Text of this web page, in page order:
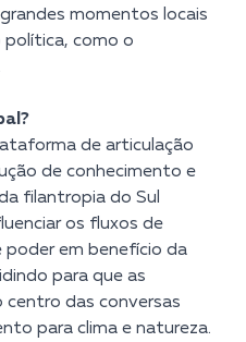
momentos locais
política, como o
de articulação
de conhecimento e
filantropia do Sul
os fluxos de
poder em benefício da
para que as
centro das conversas
para clima e natureza.